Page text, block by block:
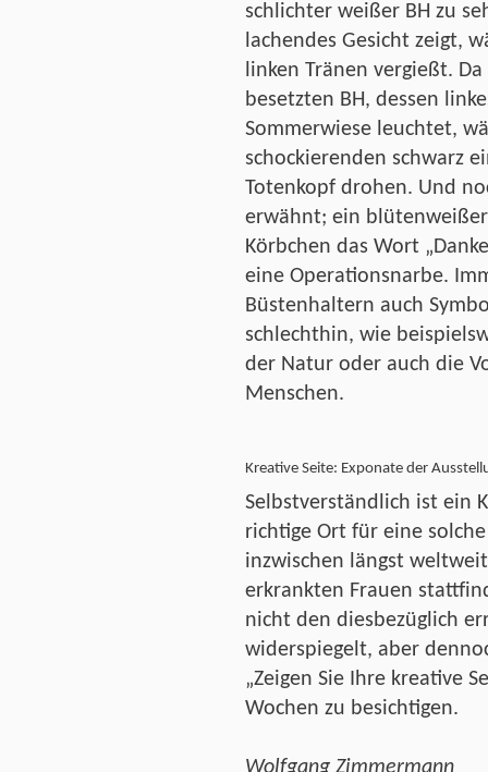
schlichter weißer BH zu
lachendes Gesicht zeigt,
linken Tränen vergießt.
besetzten BH, dessen
Sommerwiese leuchtet,
schockierenden schwarz
Totenkopf drohen. Und
erwähnt; ein
Körbchen das Wort
eine Operationsnarbe.
Büstenhaltern auch
schlechthin, wie
der Natur oder auch die
Menschen.
Kreative Seite: Exponate der
Selbstverständlich ist ein
richtige Ort für eine
inzwischen längst
erkrankten Frauen
nicht den diesbezüglich
widerspiegelt, aber
„Zeigen Sie Ihre kreative
Wochen zu besichtigen.